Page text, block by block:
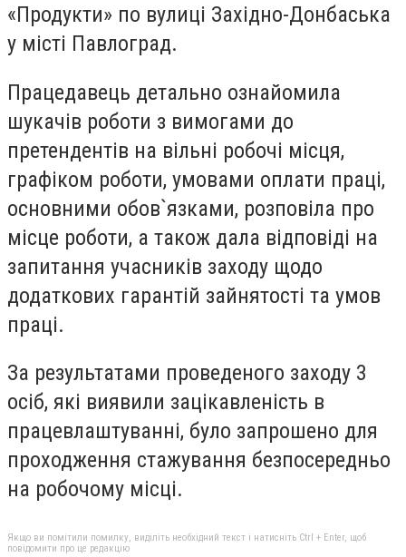
«Продукти» по вулиці Західно-Донбаська
у місті Павлоград.
Працедавець детально ознайомила
шукачів роботи з вимогами до
претендентів на вільні робочі місця,
графіком роботи, умовами оплати праці,
основними обов`язками, розповіла про
місце роботи, а також дала відповіді на
запитання учасників заходу щодо
додаткових гарантій зайнятості та умов
праці.
За результатами проведеного заходу 3
осіб, які виявили зацікавленість в
працевлаштуванні, було запрошено для
проходження стажування безпосередньо
на робочому місці.
Якщо ви помітили помилку, виділіть необхідний текст і натисніть Ctrl + Enter, щоб
повідомити про це редакцію